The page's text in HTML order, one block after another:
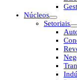
Núcleos
Setoriais